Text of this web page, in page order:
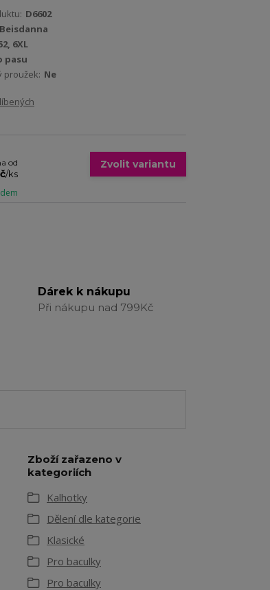
D6602
Beisdanna
6XL
pasu
proužek: Ne
od
/ks
Zvolit variantu
Dárek k nákupu
Při nákupu nad 799Kč
Zboží zařazeno v
kategoriích
Kalhotky
Dělení dle kategorie
Klasické
Pro baculky
Pro baculky